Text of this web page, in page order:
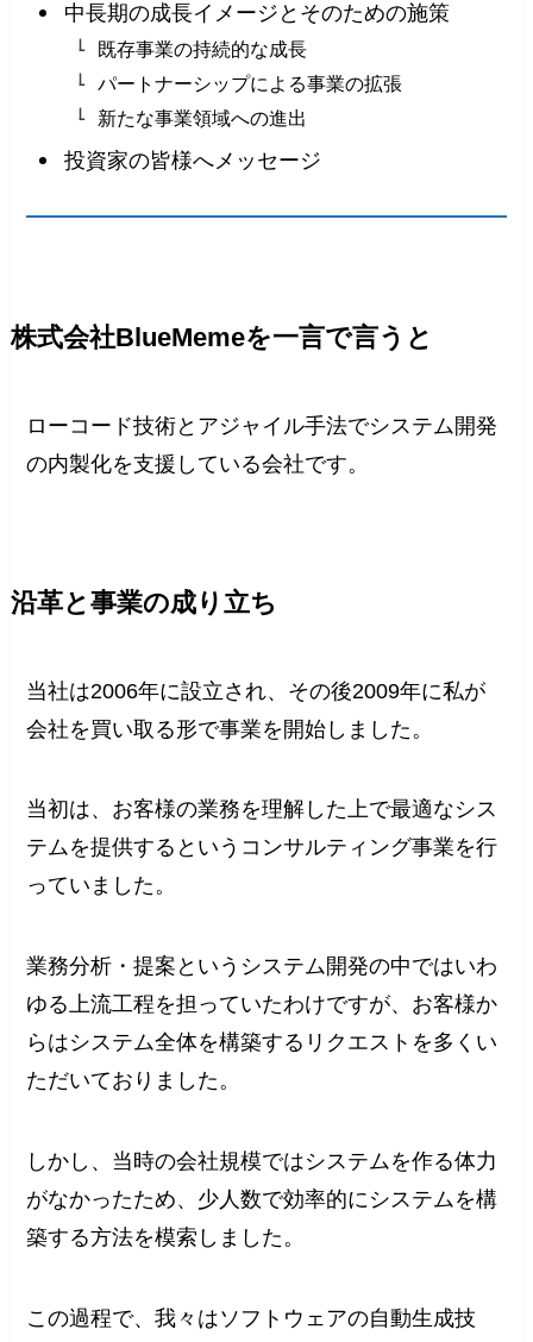
中長期の成長イメージとそのための施策
既存事業の持続的な成長
パートナーシップによる事業の拡張
新たな事業領域への進出
投資家の皆様へメッセージ
株式会社BlueMemeを一言で言うと
ローコード技術とアジャイル手法でシステム開発
の内製化を支援している会社です。
沿革と事業の成り立ち
当社は2006年に設立され、その後2009年に私が
会社を買い取る形で事業を開始しました。
当初は、お客様の業務を理解した上で最適なシス
テムを提供するというコンサルティング事業を行
っていました。
業務分析・提案というシステム開発の中ではいわ
ゆる上流工程を担っていたわけですが、お客様か
らはシステム全体を構築するリクエストを多くい
ただいておりました。
しかし、当時の会社規模ではシステムを作る体力
がなかったため、少人数で効率的にシステムを構
築する方法を模索しました。
この過程で、我々はソフトウェアの自動生成技